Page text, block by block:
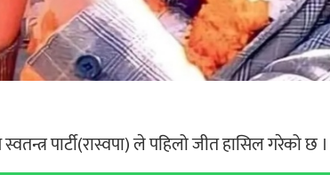
स्वतन्त्र पार्टी(रास्वपा) ले पहिलो जीत हासिल गरेको छ ।